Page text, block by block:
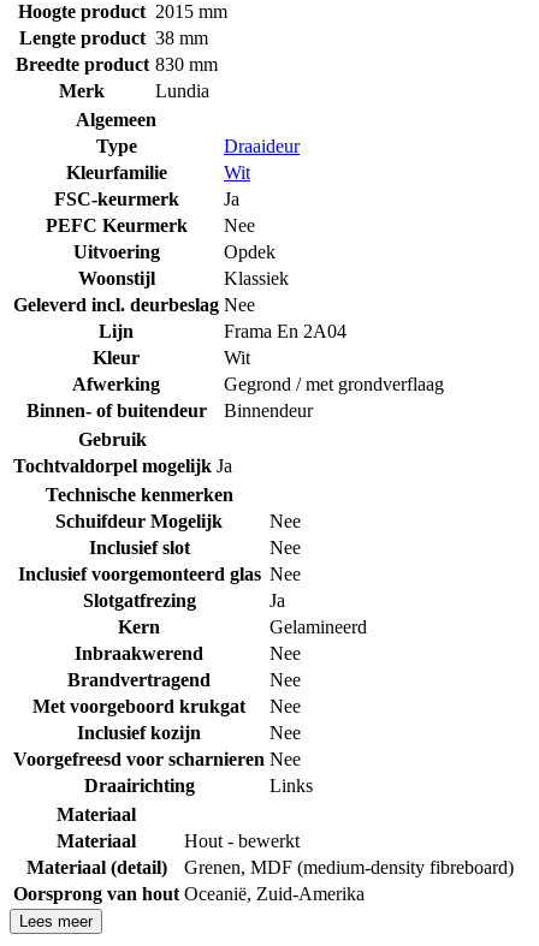
Hoogte product 2015 mm
Lengte product 38 mm
Breedte product 830 mm
Merk
Lundia
Algemeen
Type
Draaideur
Kleurfamilie
Wit
FSC-keurmerk
Ja
PEFC Keurmerk
Nee
Uitvoering
Opdek
Woonstijl
Klassiek
Geleverd incl. deurbeslag Nee
Lijn
Frama En 2A04
Kleur
Wit
Afwerking
Gegrond / met grondverflaag
Binnen- of buitendeur
Binnendeur
Gebruik
Tochtvaldorpel mogelijk Ja
Technische kenmerken
Schuifdeur Mogelijk
Nee
Inclusief slot
Nee
Inclusief voorgemonteerd glas Nee
Slotgatfrezing
Ja
Kern
Gelamineerd
Inbraakwerend
Nee
Brandvertragend
Nee
Met voorgeboord krukgat
Nee
Inclusief kozijn
Nee
Voorgefreesd voor scharnieren Nee
Draairichting
Links
Materiaal
Materiaal
Hout - bewerkt
Materiaal (detail)
Grenen, MDF (medium-density fibreboard)
Oorsprong van hout Oceanië, Zuid-Amerika
Lees meer